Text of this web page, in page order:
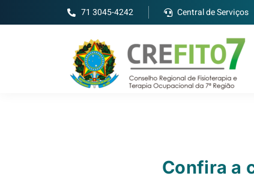
71 3045-4242 Central de Serviços
Confira a